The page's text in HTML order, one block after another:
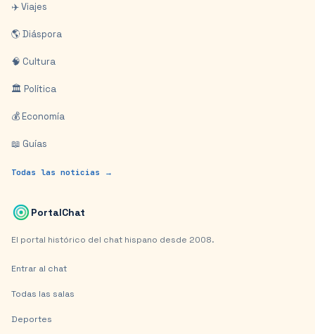
✈️ Viajes
🌎 Diáspora
🧠 Cultura
🏛️ Política
💰 Economía
📖 Guías
Todas las noticias →
PortalChat
El portal histórico del chat hispano desde 2008.
Entrar al chat
Todas las salas
Deportes